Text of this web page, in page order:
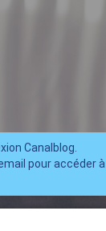
Canalblog.
pour accéder à